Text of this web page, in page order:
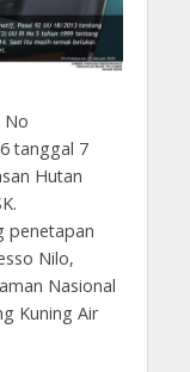
No
tanggal 7
Hutan
penetapan
Nilo,
Nasional
Kuning Air